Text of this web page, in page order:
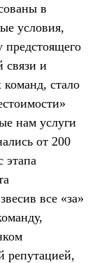
в
условия,
предстоящего
связи и
стало
нам услуги
от 200
этапа
все «за»
репутацией,